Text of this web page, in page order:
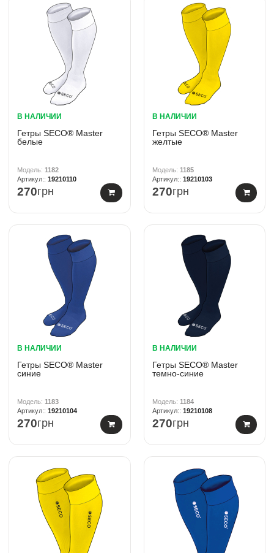
В НАЛИЧИИ
Гетры SECO® Master
белые
1182
19210110
270грн
В НАЛИЧИИ
Гетры SECO® Master
желтые
1185
19210103
270грн
В НАЛИЧИИ
Гетры SECO® Master
синие
1183
19210104
270грн
В НАЛИЧИИ
Гетры SECO® Master
темно-синие
1184
19210108
270грн